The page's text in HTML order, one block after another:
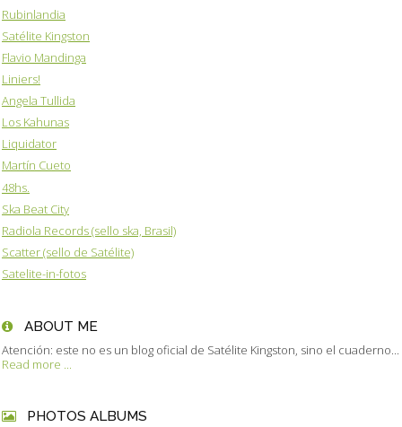
Rubinlandia
Satélite Kingston
Flavio Mandinga
Liniers!
Angela Tullida
Los Kahunas
Liquidator
Martín Cueto
48hs.
Ska Beat City
Radiola Records (sello ska, Brasil)
Scatter (sello de Satélite)
Satelite-in-fotos
ABOUT ME
Atención: este no es un blog oficial de Satélite Kingston, sino el cuaderno...
Read more ...
PHOTOS ALBUMS